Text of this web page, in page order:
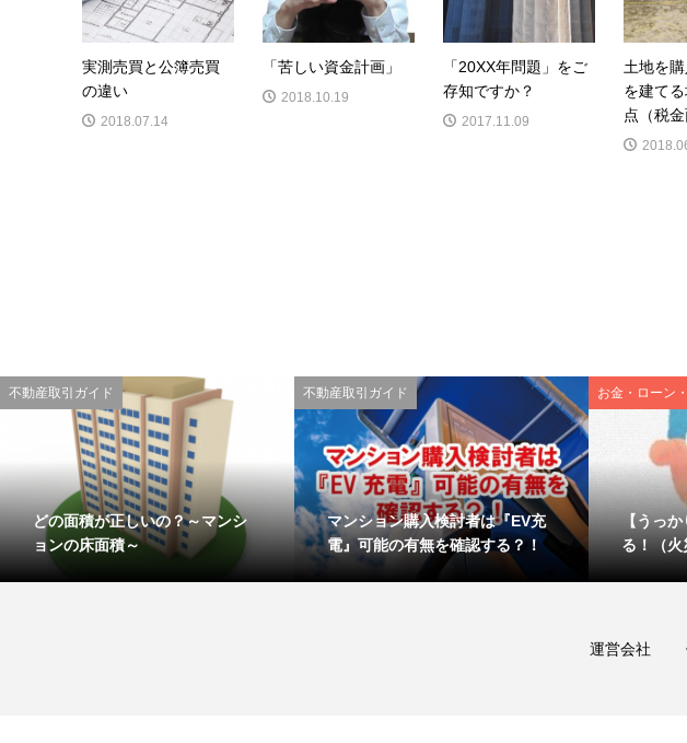
実測売買と公簿売買
の違い
2018.07.14
「苦しい資金計画」
2018.10.19
「20XX年問題」をご
存知ですか？
2017.11.09
土地を
を建て
点（税金
不動産取引ガイド
どの面積が正しいの？～マンシ
ョンの床面積～
不動産取引ガイド
マンション購入検討者は『EV充
電』可能の有無を確認する？！
お金・ローン
【うっ
る！（火
運営会社